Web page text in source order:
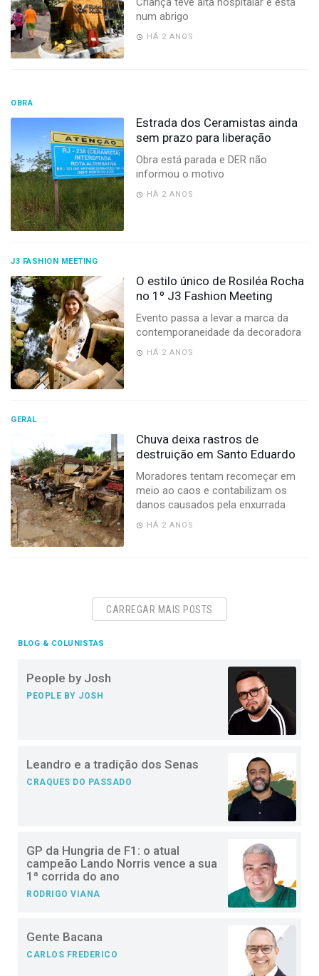
num abrigo
HÁ 2 ANOS
OBRA
Estrada dos Ceramistas ainda
sem prazo para liberação
Obra está parada e DER não
informou o motivo
HÁ 2 ANOS
J3 FASHION MEETING
O estilo único de Rosiléa Rocha
no 1º J3 Fashion Meeting
Evento passa a levar a marca da
contemporaneidade da decoradora
HÁ 2 ANOS
GERAL
Chuva deixa rastros de
destruição em Santo Eduardo
Moradores tentam recomeçar em
meio ao caos e contabilizam os
danos causados pela enxurrada
HÁ 2 ANOS
CARREGAR MAIS POSTS
BLOG & COLUNISTAS
People by Josh
PEOPLE BY JOSH
Leandro e a tradição dos Senas
CRAQUES DO PASSADO
GP da Hungria de F1: o atual
campeão Lando Norris vence a sua
1ª corrida do ano
RODRIGO VIANA
Gente Bacana
CARLOS FREDERICO